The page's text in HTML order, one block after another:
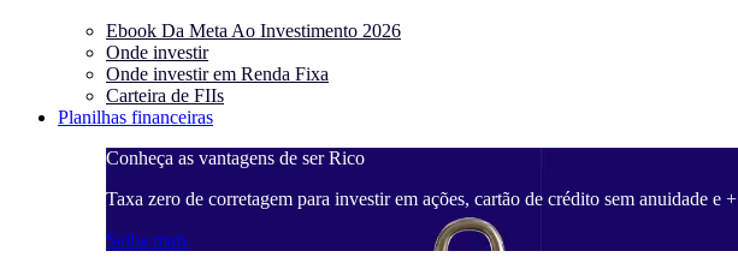
Ebook Da Meta Ao Investimento 2026
Onde investir
Onde investir em Renda Fixa
Carteira de FIIs
Planilhas financeiras
Conheça as vantagens de ser Rico
Taxa zero de corretagem para investir em ações, cartão de crédito sem anuidade e +
Saiba mais